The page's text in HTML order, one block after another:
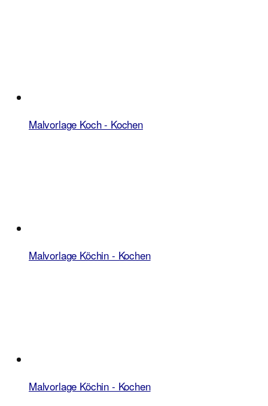
Malvorlage Koch - Kochen
Malvorlage Köchin - Kochen
Malvorlage Köchin - Kochen